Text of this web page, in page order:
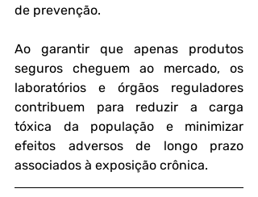
de prevenção.
Ao garantir que apenas produtos
seguros cheguem ao mercado, os
laboratórios e órgãos reguladores
contribuem para reduzir a carga
tóxica da população e minimizar
efeitos adversos de longo prazo
associados à exposição crônica.